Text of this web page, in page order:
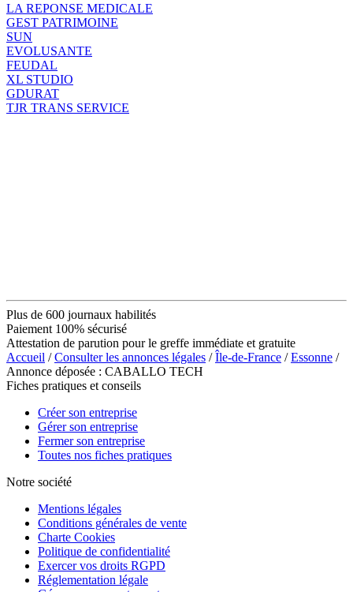
LA REPONSE MEDICALE
GEST PATRIMOINE
SUN
EVOLUSANTE
FEUDAL
XL STUDIO
GDURAT
TJR TRANS SERVICE
Plus de 600 journaux habilités
Paiement 100% sécurisé
Attestation de parution pour le greffe immédiate et gratuite
Accueil /Consulter les annonces légales /Île-de-France /Essonne /
Annonce déposée : CABALLO TECH
Fiches pratiques et conseils
Créer son entreprise
Gérer son entreprise
Fermer son entreprise
Toutes nos fiches pratiques
Notre société
Mentions légales
Conditions générales de vente
Charte Cookies
Politique de confidentialité
Exercer vos droits RGPD
Réglementation légale